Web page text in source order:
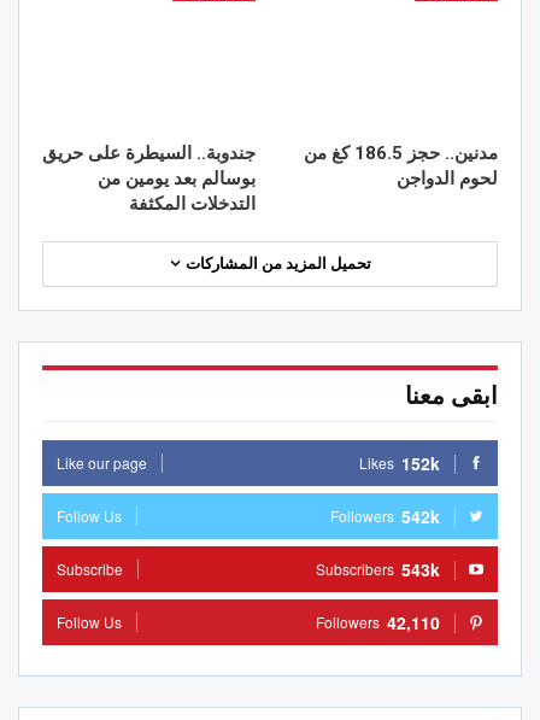
مدنين.. حجز 186.5 كغ من
لحوم الدواجن
جندوبة.. السيطرة على حريق
بوسالم بعد يومين من
التدخلات المكثفة
تحميل المزيد من المشاركات
ابقى معنا
152k
Likes
Like our page
542k
Followers
Follow Us
543k
Subscribers
Subscribe
42,110
Followers
Follow Us